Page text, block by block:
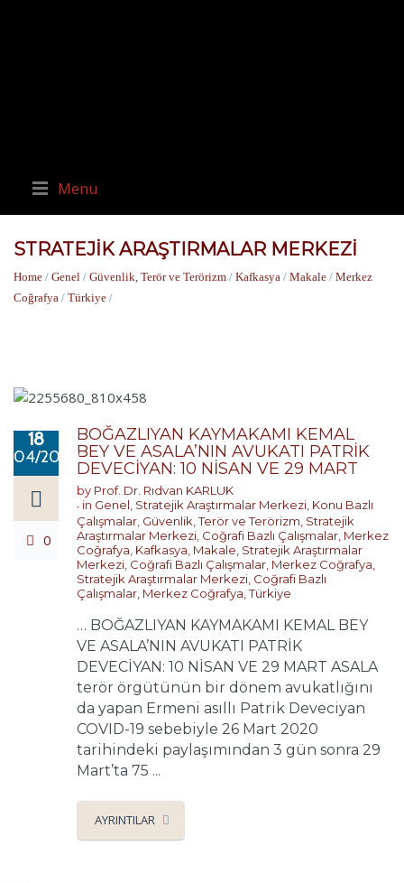
Menu
STRATEJIK ARAŞTIRMALAR MERKEZI
Home / Genel / Güvenlik, Terör ve Terörizm / Kafkasya / Makale / Merkez
Coğrafya / Türkiye /
18
04/2020
0
BOĞAZLIYAN KAYMAKAMI KEMAL
BEY VE ASALA’NIN AVUKATI PATRİK
DEVECİYAN: 10 NİSAN VE 29 MART
by Prof. Dr. Rıdvan KARLUK
in Genel, Stratejik Araştırmalar Merkezi, Konu Bazlı
Çalışmalar, Güvenlik, Terör ve Terörizm, Stratejik
Araştırmalar Merkezi, Coğrafi Bazlı Çalışmalar, Merkez
Coğrafya, Kafkasya, Makale, Stratejik Araştırmalar
Merkezi, Coğrafi Bazlı Çalışmalar, Merkez Coğrafya,
Stratejik Araştırmalar Merkezi, Coğrafi Bazlı
Çalışmalar, Merkez Coğrafya,Türkiye
… BOĞAZLIYAN KAYMAKAMI KEMAL BEY
VE ASALA’NIN AVUKATI PATRİK
DEVECİYAN: 10 NİSAN VE 29 MART ASALA
terör örgütünün bir dönem avukatlığını
da yapan Ermeni asıllı Patrik Deveciyan
COVID-19 sebebiyle 26 Mart 2020
tarihindeki paylaşımından 3 gün sonra 29
Mart’ta 75 ...
AYRINTILAR